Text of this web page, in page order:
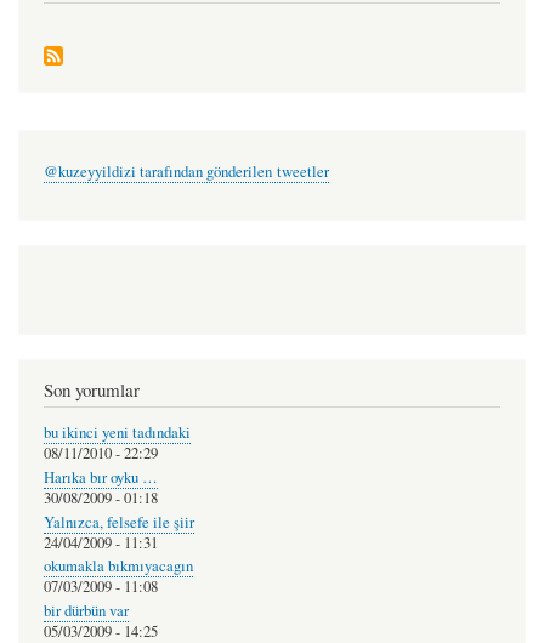
@kuzeyyildizi tarafından gönderilen tweetler
Son yorumlar
bu ikinci yeni tadındaki
08/11/2010 - 22:29
Harıka bır oyku …
30/08/2009 - 01:18
Yalnızca, felsefe ile şiir
24/04/2009 - 11:31
okumakla bıkmıyacagın
07/03/2009 - 11:08
bir dürbün var
05/03/2009 - 14:25